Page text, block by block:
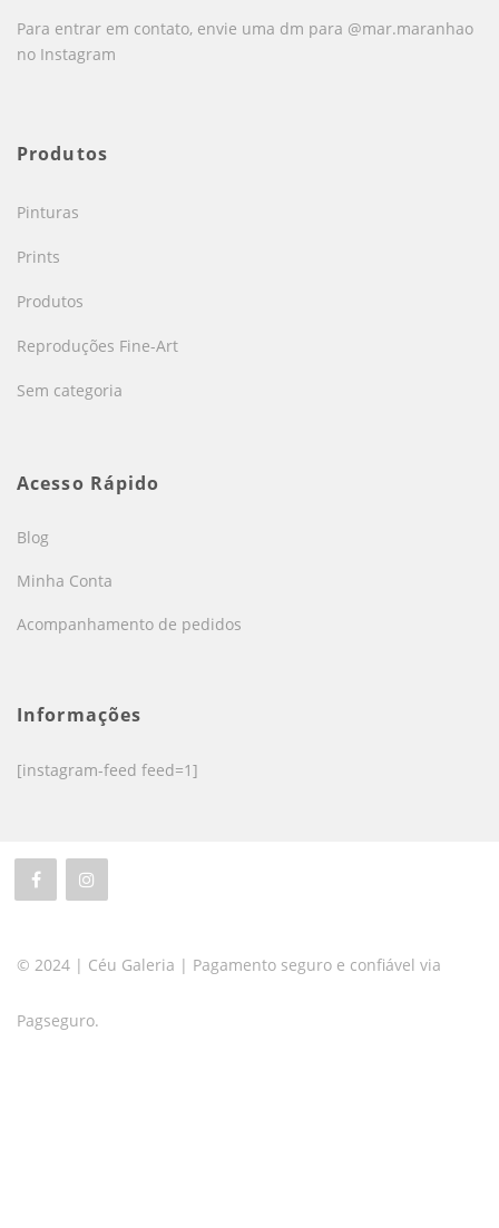
Para entrar em contato, envie uma dm para @mar.maranhao
no Instagram
Produtos
Pinturas
Prints
Produtos
Reproduções Fine-Art
Sem categoria
Acesso Rápido
Blog
Minha Conta
Acompanhamento de pedidos
Informações
[instagram-feed feed=1]
© 2024 | Céu Galeria | Pagamento seguro e confiável via
Pagseguro.